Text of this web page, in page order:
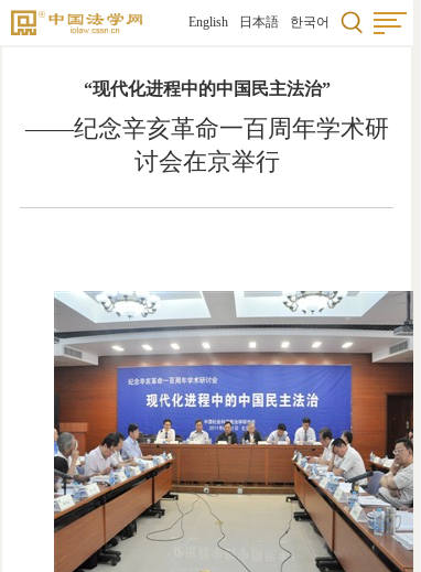
English 日本語 한국어
“现代化进程中的中国民主法治”
——纪念辛亥革命一百周年学术研
讨会在京举行